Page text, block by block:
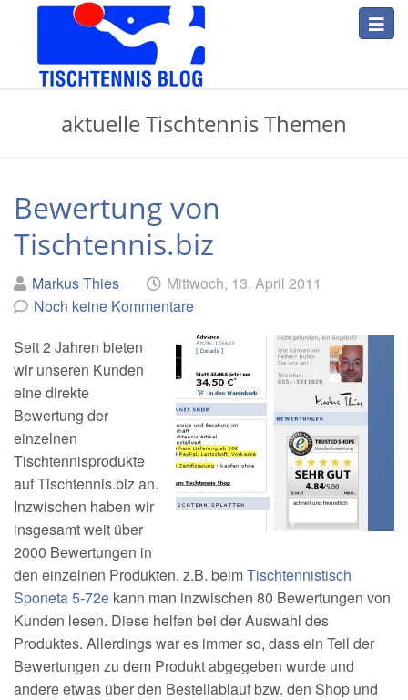
Skip
content
Tischtennis
aktuelle Tischtennis Themen
Bewertung von
Tischtennis.biz
Geschrieben
von
Markus Thies am Mittwoch, 13. April 2011
Noch keine Kommentare
Seit 2 Jahren bieten
wir unseren Kunden
eine direkte
Bewertung der
einzelnen
Tischtennisprodukte
auf Tischtennis.biz an.
Inzwischen haben wir
insgesamt weit über
2000 Bewertungen in
den einzelnen Produkten. z.B. beimTischtennistisch
Sponeta 5-72e kann man inzwischen 80 Bewertungen von
Kunden lesen. Diese helfen bei der Auswahl des
Produktes. Allerdings war es immer so, dass ein Teil der
Bewertungen zu dem Produkt abgegeben wurde und
andere etwas über den Bestellablauf bzw. den Shop und